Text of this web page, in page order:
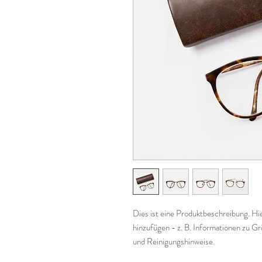
Dies ist eine Produktbeschreibung.
hinzufügen - z. B. Informationen zu
und Reinigungshinweise.